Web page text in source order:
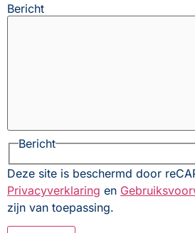
Bericht
Bericht
Deze site is beschermd door
Privacyverklaring en
zijn van toepassing.